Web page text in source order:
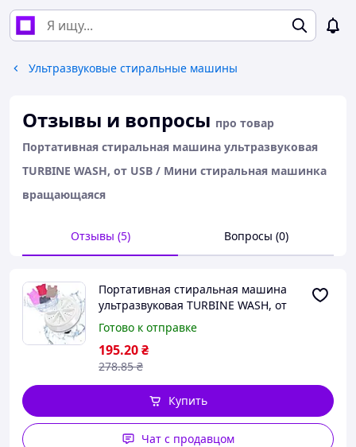
Ультразвуковые стиральные машины
Отзывы и вопросы про товар
Портативная стиральная машина ультразвуковая
TURBINE WASH, от USB / Мини стиральная машинка
вращающаяся
Отзывы (5) Вопросы (0)
Портативная стиральная машина
ультразвуковая TURBINE WASH, от
USB / Мини стиральная машинка
вращающаяся
Готово к отправке
195.20₴
278.85 ₴
Купить
Чат с продавцом